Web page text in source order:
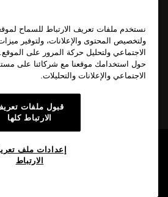
المُنتَج
الدعم
نستخدم ملفات تعريف الارتباط للسماح
ولتخصيص المحتوى والإعلانات، ولتوفير
الاجتماعي ولتحليل حركة المرور على
حول استخدامك موقعنا مع شركائنا على
الاجتماعي والإعلانات والتحليلات.
قبول ملفات
الارتباط كلها
إعدادات ملف
الارتباط